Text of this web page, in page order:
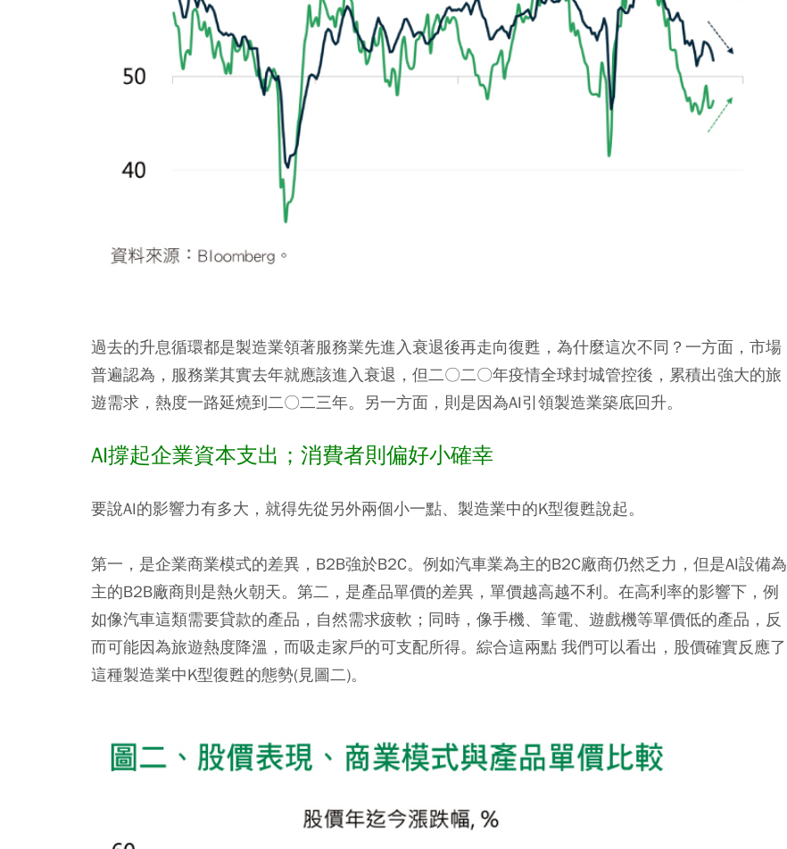
過去的升息循環都是製造業領著服務業先進入衰退後再走向復甦，為什麼這次不同？一方面，市場
普遍認為，服務業其實去年就應該進入衰退，但二〇二〇年疫情全球封城管控後，累積出強大的旅
遊需求，熱度一路延燒到二〇二三年。另一方面，則是因為AI引領製造業築底回升。
AI撐起企業資本支出；消費者則偏好小確幸
要說AI的影響力有多大，就得先從另外兩個小一點、製造業中的K型復甦說起。
第一，是企業商業模式的差異 ，B2B強於B2C。例如汽車業為主的B2C廠商仍然乏力，但是AI設備為
主的B2B廠商則是熱火朝天。 第二，是產品單價的差異 ，單價越高越不利。在高利率的影響下，例
如像汽車這類需要貸款的產品，自然需求疲軟；同時，像手機、筆電、遊戲機等單價低的產品，反
而可能因為旅遊熱度降溫，而吸走家戶的可支配所得。綜合這兩點 我們可以看出， 股價確實反應了
這種製造業中K型復甦的態勢(見圖二)。